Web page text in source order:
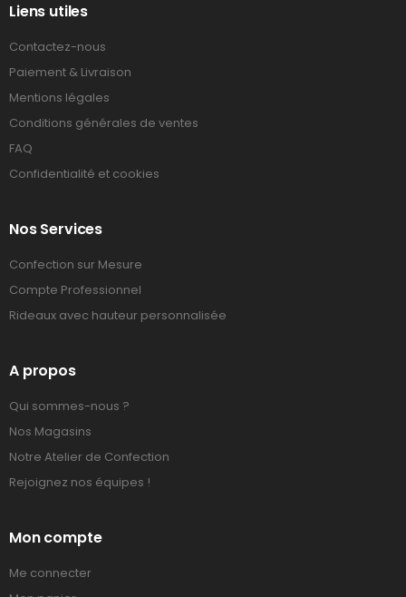
Liens utiles
Contactez-nous
Paiement & Livraison
Mentions légales
Conditions générales de ventes
FAQ
Confidentialité et cookies
Nos Services
Confection sur Mesure
Compte Professionnel
Rideaux avec hauteur personnalisée
A propos
Qui sommes-nous ?
Nos Magasins
Notre Atelier de Confection
Rejoignez nos équipes !
Mon compte
Me connecter